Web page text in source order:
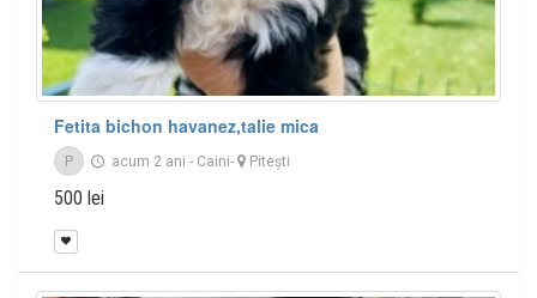
Fetita bichon havanez,talie mica
P acum 2 ani - Caini- Piteşti
500 lei